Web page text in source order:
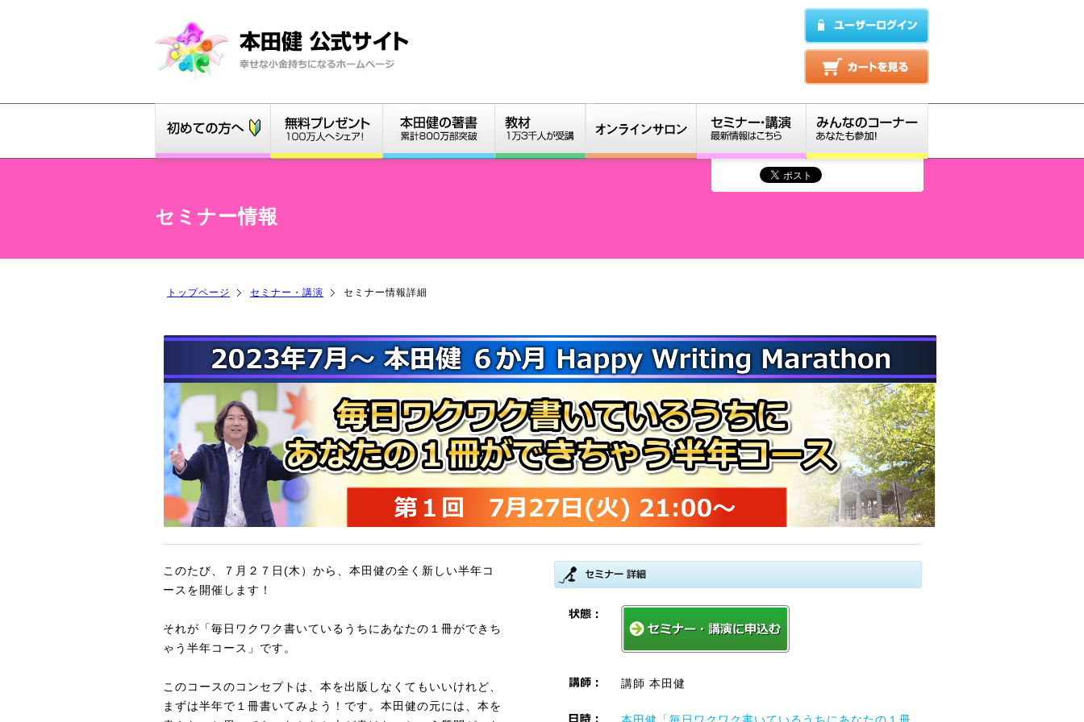
セミナー情報
トップページ セミナー・講演 セミナー情報詳細
このたび、７月２７日(木）から、本田健の全く新しい半年コ
ースを開催します！
それが「毎日ワクワク書いているうちにあなたの１冊ができち
ゃう半年コース」です。
このコースのコンセプトは、本を出版しなくてもいいけれど、
まずは半年で１冊書いてみよう！です。本田健の元には、本を
講師 本田健